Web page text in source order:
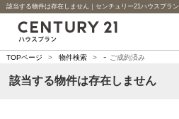
該当する物件は存在しません｜センチュリー21ハウスプラン
TOPページ > 物件検索 > - ご成約済み
該当する物件は存在しません